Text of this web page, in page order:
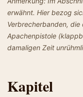
erwähnt. Hier bezog
Verbrecherbanden,
Apachenpistole
damaligen Zeit
Kapitel